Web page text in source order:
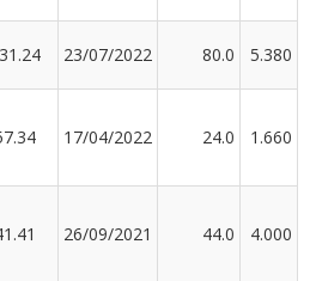
23/07/2022 80.0 5.380
17/04/2022 24.0 1.660
26/09/2021 44.0 4.000